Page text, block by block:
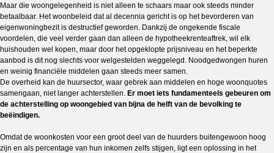
Maar die woongelegenheid is niet alleen te schaars maar ook steeds minder
betaalbaar. Het woonbeleid dat al decennia gericht is op het bevorderen van
eigenwoningbezit is destructief geworden. Dankzij de ongekende fiscale
voordelen, die veel verder gaan dan alleen de hypotheekrenteaftrek, wil elk
huishouden wel kopen, maar door het opgeklopte prijsniveau en het beperkte
aanbod is dit nog slechts voor welgestelden weggelegd. Noodgedwongen huren
en weinig financiële middelen gaan steeds meer samen.
De overheid kan de huursector, waar gebrek aan middelen en hoge woonquotes
samengaan, niet langer achterstellen. Er moet iets fundamenteels gebeuren om
de achterstelling op woongebied van bijna de helft van de bevolking te
beëindigen.
Omdat de woonkosten voor een groot deel van de huurders buitengewoon hoog
zijn en als percentage van hun inkomen zelfs stijgen, ligt een oplossing in het